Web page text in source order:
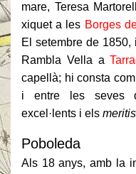
mare, Teresa
xiquet a les Borges
El setembre de
Rambla Vella a
capellà; hi consta
i entre les seves
excel·lents i els
Poboleda
Als 18 anys, amb la